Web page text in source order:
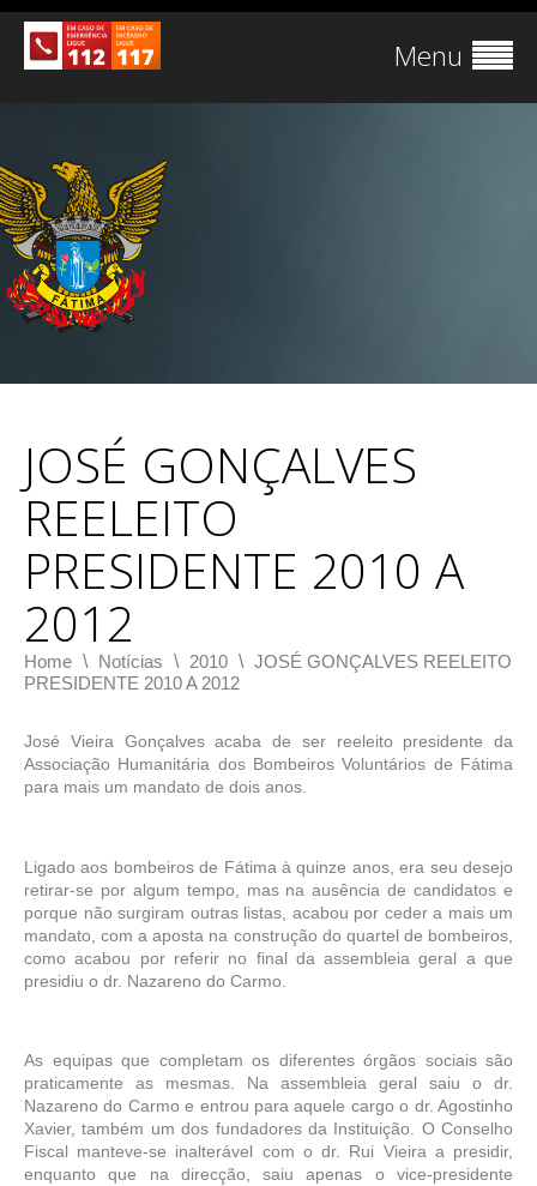
Menu
JOSÉ GONÇALVES
REELEITO
PRESIDENTE 2010 A
2012
Home \ Notícias \ 2010 \ JOSÉ GONÇALVES REELEITO
PRESIDENTE 2010 A 2012
José Vieira Gonçalves acaba de ser reeleito presidente da
Associação Humanitária dos Bombeiros Voluntários de Fátima
para mais um mandato de dois anos.
Ligado aos bombeiros de Fátima à quinze anos, era seu desejo
retirar-se por algum tempo, mas na ausência de candidatos e
porque não surgiram outras listas, acabou por ceder a mais um
mandato, com a aposta na construção do quartel de bombeiros,
como acabou por referir no final da assembleia geral a que
presidiu o dr. Nazareno do Carmo.
As equipas que completam os diferentes órgãos sociais são
praticamente as mesmas. Na assembleia geral saiu o dr.
Nazareno do Carmo e entrou para aquele cargo o dr. Agostinho
Xavier, também um dos fundadores da Instituição. O Conselho
Fiscal manteve-se inalterável com o dr. Rui Vieira a presidir,
enquanto que na direcção, saiu apenas o vice-presidente